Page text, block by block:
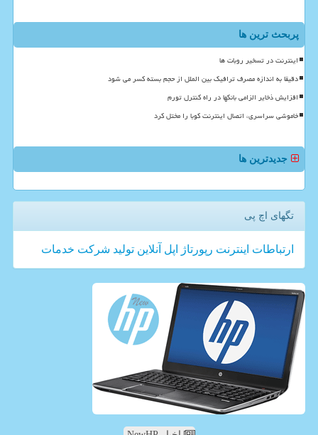
پربحث ترین ها
اینترنت در تسخیر روبات ها
دقیقا به اندازه مصرف ترافیک بین الملل از حجم بسته کسر می شود
افزایش ذخایر الزامی بانکها در راه کنترل تورم
خاموشی سراسری، اتصال اینترنت کوبا را مختل کرد
جدیدترین ها
تگهای اچ پی
ارتباطات اینترنت رپورتاژ اپل آنلاین تولید شركت خدمات